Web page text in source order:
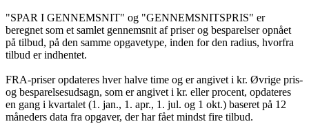
"SPAR I GENNEMSNIT" og "GENNEMSNITSPRIS" er
beregnet som et samlet gennemsnit af priser og besparelser opnået
på tilbud, på den samme opgavetype, inden for den radius, hvorfra
tilbud er indhentet.
FRA-priser opdateres hver halve time og er angivet i kr. Øvrige pris-
og besparelsesudsagn, som er angivet i kr. eller procent, opdateres
en gang i kvartalet (1. jan., 1. apr., 1. jul. og 1 okt.) baseret på 12
måneders data fra opgaver, der har fået mindst fire tilbud.